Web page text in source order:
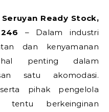
– Dalam industri
dan kenyamanan
penting dalam
satu akomodasi.
pihak pengelola
tentu berkeinginan